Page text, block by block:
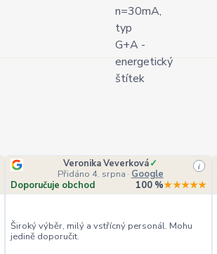
Veronika Veverková✓
Přidáno 4. srpna · Google
i
Doporučuje obchod 100 %★★★★★
Široký výběr, milý a vstřícný personál. Mohu
jedině doporučit.